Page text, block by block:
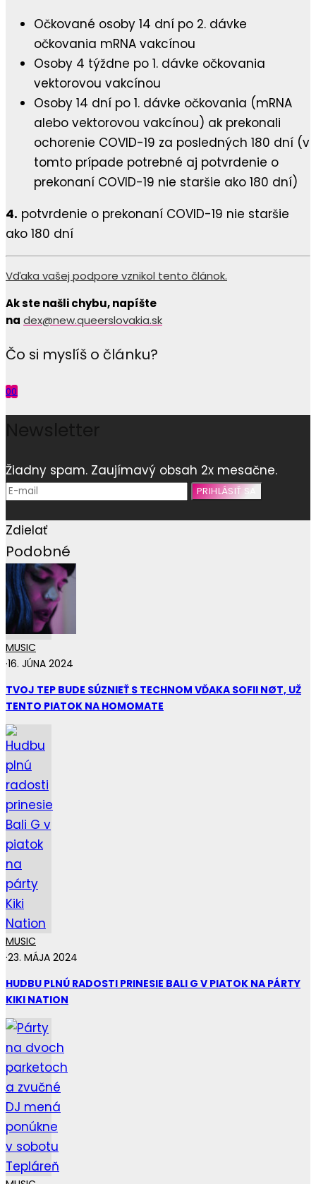
Očkované osoby 14 dní po 2. dávke
očkovania mRNA vakcínou
Osoby 4 týždne po 1. dávke očkovania
vektorovou vakcínou
Osoby 14 dní po 1. dávke očkovania (mRNA
alebo vektorovou vakcínou) ak prekonali
ochorenie COVID-19 za posledných 180 dní (v
tomto prípade potrebné aj potvrdenie o
prekonaní COVID-19 nie staršie ako 180 dní)
4. potvrdenie o prekonaní COVID-19 nie staršie
ako 180 dní
Vďaka vašej podpore vznikol tento článok.
Ak ste našli chybu, napíšte
na dex@new.queerslovakia.sk
Čo si myslíš o článku?
00
Žiadny spam. Zaujímavý obsah 2x mesačne.
Zdielať
Podobné
MUSIC
·16. JÚNA 2024
TVOJ TEP BUDE SÚZNIEŤ S TECHNOM VĎAKA SOFII NØT, UŽ
TENTO PIATOK NA HOMOMATE
MUSIC
·23. MÁJA 2024
HUDBU PLNÚ RADOSTI PRINESIE BALI G V PIATOK NA PÁRTY
KIKI NATION